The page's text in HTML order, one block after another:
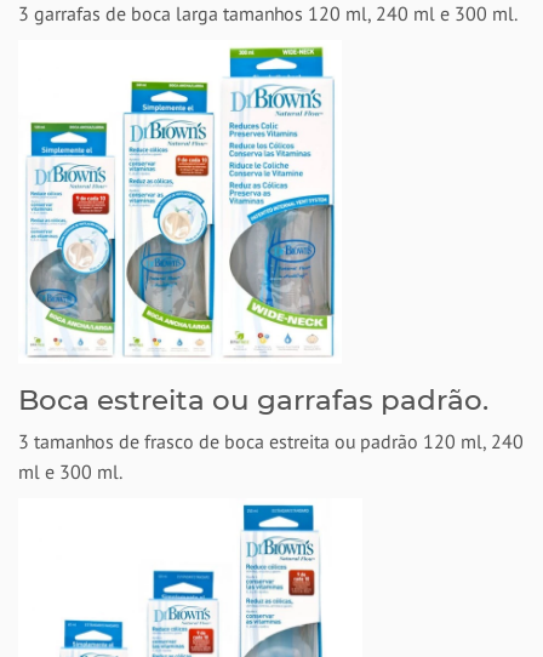
3 garrafas de boca larga tamanhos 120 ml, 240 ml e 300 ml.
Boca estreita ou garrafas padrão.
3 tamanhos de frasco de boca estreita ou padrão 120 ml, 240
ml e 300 ml.